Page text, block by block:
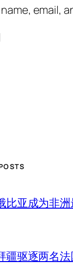
name, email,
比亚成为非
疆驱逐两名